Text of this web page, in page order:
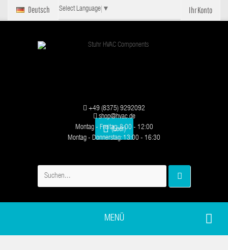
Ihr Konto
Deutsch Select Language ▼
(Leer)
+49 (8375) 9292092
shop@hvac.de
Montag - Freitag: 8:00 - 12:00
Montag - Donnerstag: 13:00 - 16:30
MENÜ